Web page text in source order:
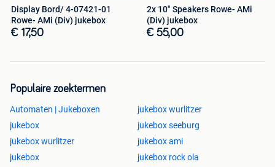
Display Bord/ 4-07421-01
Rowe- AMi (Div) jukebox
€ 17,50
2x 10" Speakers Rowe- AMi
(Div) jukebox
€ 55,00
Populaire zoektermen
Automaten | Jukeboxen
jukebox wurlitzer
jukebox
jukebox seeburg
jukebox wurlitzer
jukebox ami
jukebox
jukebox rock ola